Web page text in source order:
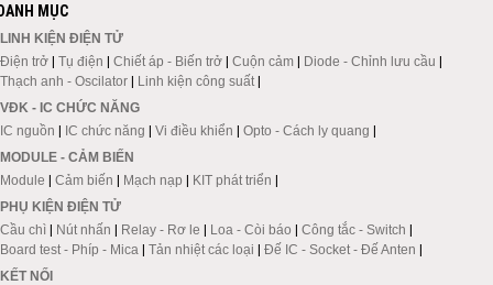
MỤC
LINH KIỆN ĐIỆN TỬ
Điện trở | Tụ điện | Chiết áp - Biến trở | Cuộn cảm | Diode - Chỉnh lưu cầu |
Thạch anh - Oscilator | Linh kiện công suất |
VĐK - IC CHỨC NĂNG
IC nguồn | IC chức năng | Vi điều khiển | Opto - Cách ly quang |
MODULE - CẢM BIẾN
Module | Cảm biến | Mạch nạp | KIT phát triển |
PHỤ KIỆN ĐIỆN TỬ
Cầu chì | Nút nhấn | Relay - Rơ le | Loa - Còi báo | Công tắc - Switch |
Board test - Phíp - Mica | Tản nhiệt các loại | Đế IC - Socket - Đế Anten |
KẾT NỐI